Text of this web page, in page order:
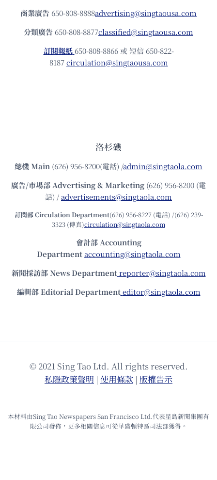
商業廣告 650-808-8888advertising@singtaousa.com
分類廣告 650-808-8877classified@singtaousa.com
訂閱報紙 650-808-8866 或 短信 650-822-
8187circulation@singtaousa.com
洛杉磯
總機Main (626) 956-8200(電話) /admin@singtaola.com
廣告/市場部Advertising & Marketing (626) 956-8200 (電
話) /advertisements@singtaola.com
訂閱部 Circulation Department(626) 956-8227 (電話) /(626) 239-
3323 (傳真)circulation@singtaola.com
會計部 Accounting
Department accounting@singtaola.com
新聞採訪部 News Department reporter@singtaola.com
編輯部 Editorial Department editor@singtaola.com
© 2021 Sing Tao Ltd. All rights reserved.
私隱政策聲明 | 使⽤條款 | 版權告⽰
本材料由Sing Tao Newspapers San Francisco Ltd.代表星島新聞集團有
限公司發佈，更多相關信息可從華盛頓特區司法部獲得。